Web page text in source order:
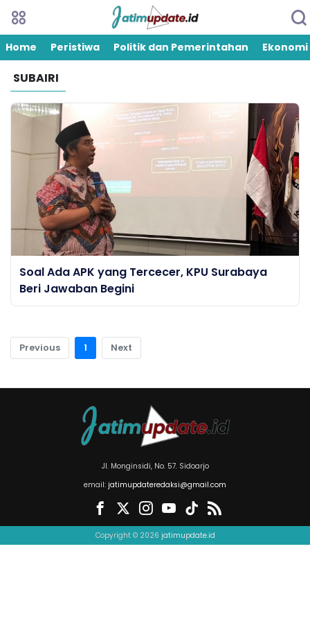
Home Peristiwa Politik dan Pemerintahan Ekonomi
SUBAIRI
Soal Ada APK yang Tercecer, KPU Surabaya
Beri Jawaban Begini
Previous 1 Next
Jl. Monginsidi, No. 57. Sidoarjo
email: jatimupdateredaksi@gmail.com
Copyright © 2026 jatimupdate.id